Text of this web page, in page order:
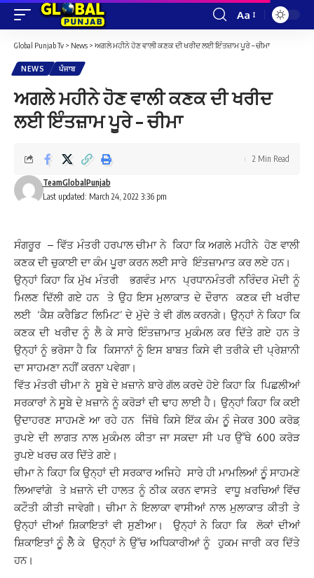
Font
Resizer
Aa
Global Punjab Tv > News > ਅਗਲੇ ਮਹੀਨੇ ਹੋਣ ਵਾਲੀ ਕਣਕ ਦੀ ਖਰੀਦ ਲਈ ਇੰਤਜ਼ਾਮ ਪੂਰੇ – ਚੀਮਾ
NEWS ਪੰਜਾਬ
ਅਗਲੇ ਮਹੀਨੇ ਹੋਣ ਵਾਲੀ ਕਣਕ ਦੀ ਖਰੀਦ
ਲਈ ਇੰਤਜ਼ਾਮ ਪੂਰੇ – ਚੀਮਾ
Last updated: March 24, 2022 3:36 pm
TeamGlobalPunjab
2 Min Read
ਸੰਗਰੂਰ – ਵਿੱਤ ਮੰਤਰੀ ਹਰਪਾਲ ਚੀਮਾ ਨੇ ਕਿਹਾ ਕਿ ਅਗਲੇ ਮਹੀਨੇ ਹੋਣ ਵਾਲੀ
ਕਣਕ ਦੀ ਚੁਕਾਈ ਦਾ ਕੰਮ ਪੂਰਾ ਕਰਨ ਲਈ ਸਾਰੇ ਇੰਤਜ਼ਾਮਾਤ ਕਰ ਲਏ ਹਨ।
ਉਨ੍ਹਾਂ ਕਿਹਾ ਕਿ ਮੁੱਖ ਮੰਤਰੀ ਭਗਵੰਤ ਮਾਨ ਪ੍ਰਧਾਨਮੰਤਰੀ ਨਰਿੰਦਰ ਮੋਦੀ ਨੂੰ
ਮਿਲਣ ਦਿੱਲੀ ਗਏ ਹਨ ਤੇ ਉਹ ਇਸ ਮੁਲਾਕਾਤ ਦੇ ਦੌਰਾਨ ਕਣਕ ਦੀ ਖਰੀਦ
ਲਈ ‘ਕੈਸ਼ ਕਰੈਡਿਟ ਲਿਮਿਟ’ ਦੇ ਮੁੱਦੇ ਤੇ ਵੀ ਗੱਲ ਕਰਨਗੇ। ਉਨ੍ਹਾਂ ਨੇ ਕਿਹਾ ਕਿ
ਕਣਕ ਦੀ ਖਰੀਦ ਨੂੰ ਲੈ ਕੇ ਸਾਰੇ ਇੰਤਜ਼ਾਮਾਤ ਮੁਕੰਮਲ ਕਰ ਦਿੱਤੇ ਗਏ ਹਨ ਤੇ
ਉਨ੍ਹਾਂ ਨੂੰ ਭਰੋਸਾ ਹੈ ਕਿ ਕਿਸਾਨਾਂ ਨੂੰ ਇਸ ਬਾਬਤ ਕਿਸੇ ਵੀ ਤਰੀਕੇ ਦੀ ਪ੍ਰੇਸ਼ਾਨੀ
ਦਾ ਸਾਹਮਣਾ ਨਹੀਂ ਕਰਨਾ ਪਵੇਗਾ।
ਵਿੱਤ ਮੰਤਰੀ ਚੀਮਾ ਨੇ ਸੂਬੇ ਦੇ ਖ਼ਜ਼ਾਨੇ ਬਾਰੇ ਗੱਲ ਕਰਦੇ ਹੋਏ ਕਿਹਾ ਕਿ ਪਿਛਲੀਆਂ
ਸਰਕਾਰਾਂ ਨੇ ਸੂਬੇ ਦੇ ਖ਼ਜ਼ਾਨੇ ਨੂੰ ਕਰੋੜਾਂ ਦੀ ਢਾਹ ਲਾਈ ਹੈ। ਉਨ੍ਹਾਂ ਕਿਹਾ ਕਿ ਕਈ
ਉਦਾਹਰਣ ਸਾਹਮਣੇ ਆ ਰਹੇ ਹਨ ਜਿੱਥੇ ਕਿਸੇ ਇੱਕ ਕੰਮ ਨੁੂੰ ਜੇਕਰ 300 ਕਰੋਡ਼
ਰੁਪਏ ਦੀ ਲਾਗਤ ਨਾਲ ਮੁਕੰਮਲ ਕੀਤਾ ਜਾ ਸਕਦਾ ਸੀ ਪਰ ਉੱਥੇ 600 ਕਰੋੜ
ਰੁਪਏ ਖਰਚ ਕਰ ਦਿੱਤੇ ਗਏ।
ਚੀਮਾ ਨੇ ਕਿਹਾ ਕਿ ਉਨ੍ਹਾਂ ਦੀ ਸਰਕਾਰ ਅਜਿਹੇ ਸਾਰੇ ਹੀ ਮਾਮਲਿਆਂ ਨੁੂੰ ਸਾਹਮਣੇ
ਲਿਆਵਾਂਗੇ ਤੇ ਖ਼ਜ਼ਾਨੇ ਦੀ ਹਾਲਤ ਨੂੰ ਠੀਕ ਕਰਨ ਵਾਸਤੇ ਵਾਧੂ ਖ਼ਰਚਿਆਂ ਵਿੱਚ
ਕਟੌਤੀ ਕੀਤੀ ਜਾਵੇਗੀ। ਚੀਮਾ ਨੇ ਇਲਾਕਾ ਵਾਸੀਆਂ ਨਾਲ ਮੁਲਾਕਾਤ ਕੀਤੀ ਤੇ
ਉਨ੍ਹਾਂ ਦੀਆਂ ਸ਼ਿਕਾਇਤਾਂ ਵੀ ਸੁਣੀਆ। ਉਨ੍ਹਾਂ ਨੇ ਕਿਹਾ ਕਿ ਲੋਕਾਂ ਦੀਆਂ
ਸ਼ਿਕਾਇਤਾਂ ਨੁੂੰ ਲੇੈ ਕੇ ਉਨ੍ਹਾਂ ਨੇ ਉੱਚ ਅਧਿਕਾਰੀਆਂ ਨੂੰ ਹੁਕਮ ਜਾਰੀ ਕਰ ਦਿੱਤੇ
ਹਨ।